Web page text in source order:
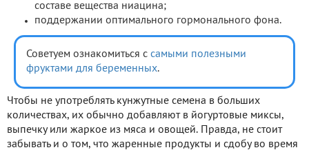
составе вещества ниацина;
поддержании оптимального гормонального фона.
Советуем ознакомиться с самыми полезными
фруктами для беременных.
Чтобы не употреблять кунжутные семена в больших
количествах, их обычно добавляют в йогуртовые миксы,
выпечку или жаркое из мяса и овощей. Правда, не стоит
забывать и о том, что жаренные продукты и сдобу во время